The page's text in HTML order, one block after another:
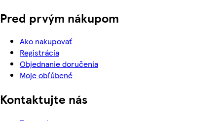
Pred prvým nákupom
Ako nakupovať
Registrácia
Objednanie doručenia
Moje obľúbené
Kontaktujte nás